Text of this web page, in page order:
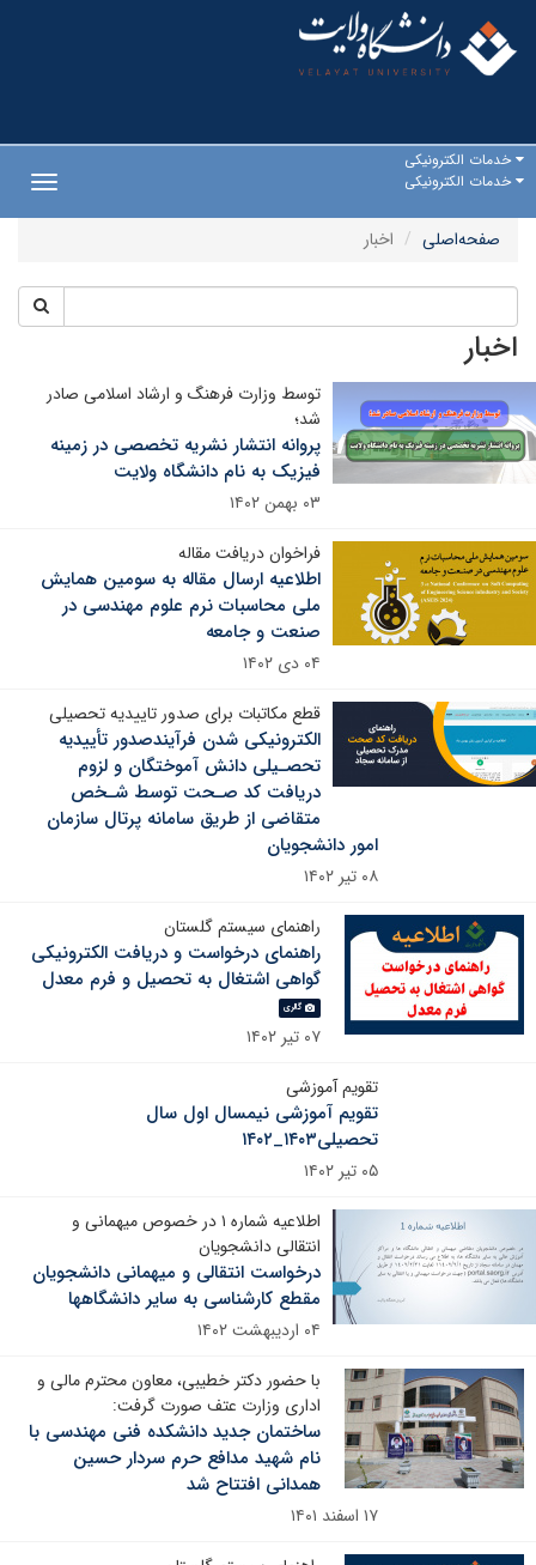
خدمات الکترونیکی
خدمات الکترونیکی
صفحه‌اصلی
اخبار
اخبار
توسط وزارت فرهنگ و ارشاد اسلامی صادر
شد؛
پروانه انتشار نشریه تخصصی در زمینه
فیزیک به نام دانشگاه ولایت
۰۳ بهمن ۱۴۰۲
فراخوان دریافت مقاله
اطلاعیه ارسال مقاله به سومین همایش
ملی محاسبات نرم علوم مهندسی در
صنعت و جامعه
۰۴ دی ۱۴۰۲
قطع مکاتبات برای صدور تاییدیه تحصیلی
الکترونیکی شدن فرآیندصدور تأییدیه
تحصـیلی دانش آموختگان و لزوم
دریافت کد صـحت توسط شـخص
متقاضی از طریق سامانه پرتال سازمان
امور دانشجویان
۰۸ تیر ۱۴۰۲
راهنمای سیستم گلستان
راهنمای درخواست و دریافت الکترونیکی
گواهی اشتغال به تحصیل و فرم معدل
گالری
۰۷ تیر ۱۴۰۲
تقویم آموزشی
تقویم آموزشی نیمسال اول سال
تحصیلی۱۴۰۳_۱۴۰۲
۰۵ تیر ۱۴۰۲
اطلاعیه شماره ۱ در خصوص میهمانی و
انتقالی دانشجویان
درخواست انتقالی و میهمانی دانشجویان
مقطع کارشناسی به سایر دانشگاهها
۰۴ اردیبهشت ۱۴۰۲
با حضور دکتر خطیبی، معاون محترم مالی و
اداری وزارت عتف صورت گرفت:
ساختمان جدید دانشکده فنی مهندسی با
نام شهید مدافع حرم سردار حسین
همدانی افتتاح شد
۱۷ اسفند ۱۴۰۱